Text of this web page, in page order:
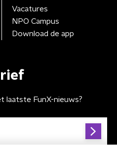
Vacatures
NPO Campus
Download de app
laatste FunX-nieuws?